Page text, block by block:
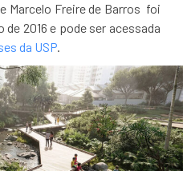
Marcelo Freire de Barros foi
de 2016 e pode ser acessada
da USP.